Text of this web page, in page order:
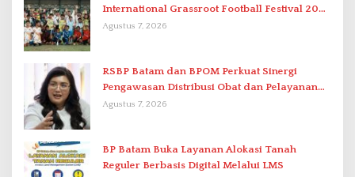
International Grassroot Football Festival 2026
di Stadion Temenggung Abdul Jamal
Agustus 7, 2026
RSBP Batam dan BPOM Perkuat Sinergi
Pengawasan Distribusi Obat dan Pelayanan
Kefarmasian
Agustus 7, 2026
BP Batam Buka Layanan Alokasi Tanah
Reguler Berbasis Digital Melalui LMS